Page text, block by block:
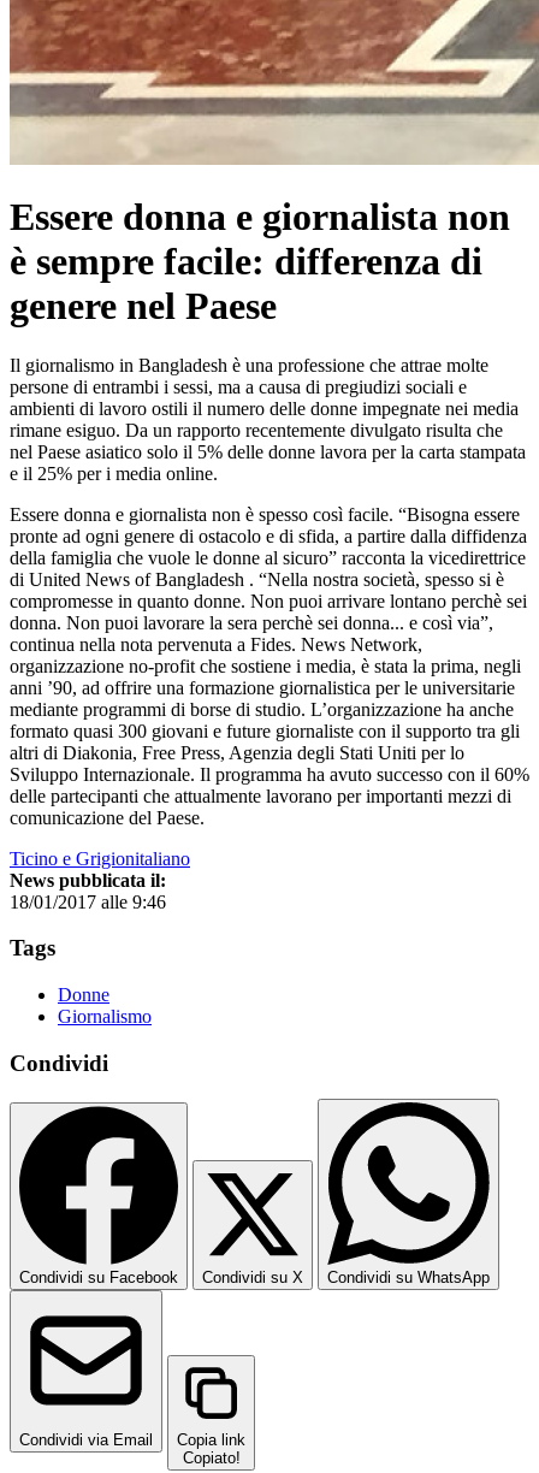
Essere donna e giornalista non
è sempre facile: differenza di
genere nel Paese
Il giornalismo in Bangladesh è una professione che attrae molte
persone di entrambi i sessi, ma a causa di pregiudizi sociali e
ambienti di lavoro ostili il numero delle donne impegnate nei media
rimane esiguo. Da un rapporto recentemente divulgato risulta che
nel Paese asiatico solo il 5% delle donne lavora per la carta stampata
e il 25% per i media online.
Essere donna e giornalista non è spesso così facile. “Bisogna essere
pronte ad ogni genere di ostacolo e di sfida, a partire dalla diffidenza
della famiglia che vuole le donne al sicuro” racconta la vicedirettrice
di United News of Bangladesh . “Nella nostra società, spesso si è
compromesse in quanto donne. Non puoi arrivare lontano perchè sei
donna. Non puoi lavorare la sera perchè sei donna... e così via”,
continua nella nota pervenuta a Fides. News Network,
organizzazione no-profit che sostiene i media, è stata la prima, negli
anni ’90, ad offrire una formazione giornalistica per le universitarie
mediante programmi di borse di studio. L’organizzazione ha anche
formato quasi 300 giovani e future giornaliste con il supporto tra gli
altri di Diakonia, Free Press, Agenzia degli Stati Uniti per lo
Sviluppo Internazionale. Il programma ha avuto successo con il 60%
delle partecipanti che attualmente lavorano per importanti mezzi di
comunicazione del Paese.
Ticino e Grigionitaliano
News pubblicata il:
18/01/2017 alle 9:46
Tags
Donne
Giornalismo
Condividi
Condividi su Facebook Condividi su X Condividi su WhatsApp
Condividi via Email
Copia link
Copiato!